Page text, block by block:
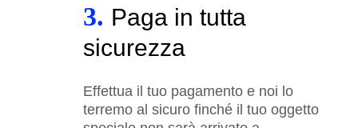
3. Paga in tutta
sicurezza
Effettua il tuo pagamento e noi lo
terremo al sicuro finché il tuo oggetto